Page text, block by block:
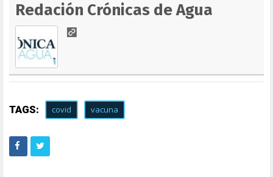
Redación Crónicas de Agua
TAGS: covid vacuna